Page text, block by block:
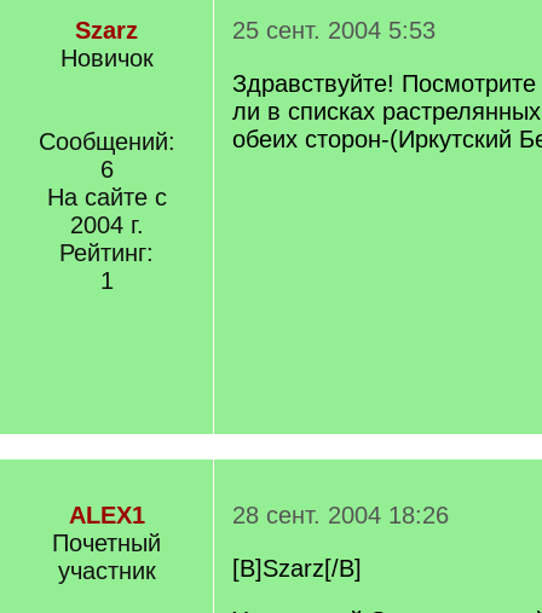
Szarz
Новичок
Сообщений:
6
На сайте с
2004 г.
Рейтинг:
1
25 сент. 2004 5:53
Здравствуйте!
ли в списках
обеих сторон-(Иркутский
ALEX1
Почетный
учаcтник
28 сент. 2004 18:26
[B]Szarz[/B]